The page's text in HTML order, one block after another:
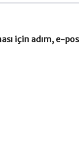
için adım, e-